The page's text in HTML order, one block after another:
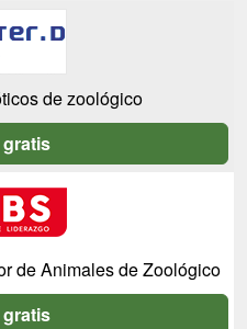
de zoológico
de Animales de Zoológico